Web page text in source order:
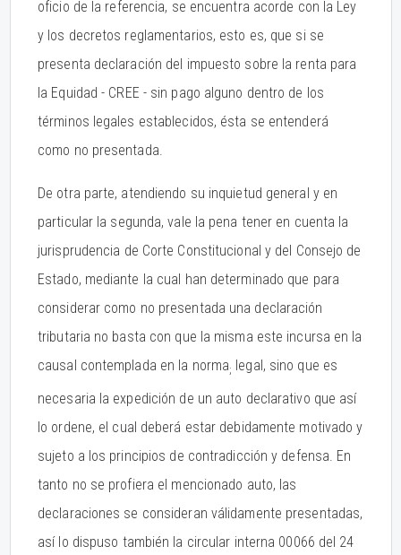
oficio de la referencia, se encuentra acorde con la Ley
y los decretos reglamentarios, esto es, que si se
presenta declaración del impuesto sobre la renta para
la Equidad - CREE - sin pago alguno dentro de los
términos legales establecidos, ésta se entenderá
como no presentada.
De otra parte, atendiendo su inquietud general y en
particular la segunda, vale la pena tener en cuenta la
jurisprudencia de Corte Constitucional y del Consejo de
Estado, mediante la cual han determinado que para
considerar como no presentada una declaración
tributaria no basta con que la misma este incursa en la
causal contemplada en la norma; legal, sino que es
necesaria la expedición de un auto declarativo que así
lo ordene, el cual deberá estar debidamente motivado y
sujeto a los principios de contradicción y defensa. En
tanto no se profiera el mencionado auto, las
declaraciones se consideran válidamente presentadas,
así lo dispuso también la circular interna 00066 del 24